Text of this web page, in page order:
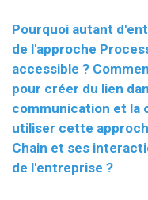
Pourquoi autant
de l'approche
accessible ?
pour créer du lien
communication et la
utiliser cette
Chain et ses
de l'entreprise ?